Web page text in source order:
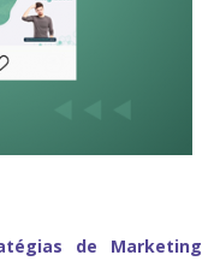
de Marketing